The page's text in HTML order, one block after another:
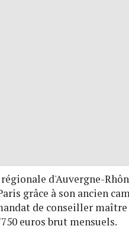
d'Auvergne-
grâce à son ancien
de conseiller
euros brut mensuels.